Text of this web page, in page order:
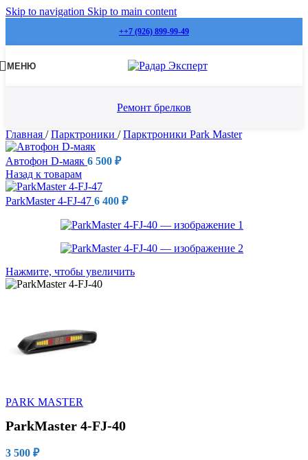
Skip to navigation Skip to main content
++7 (926) 899-99-49
МЕНЮ
Ремонт брелков
Главная / Парктроники / Парктроники Park Master
Автофон D-маяк 6 500 ₽
Назад к товарам
ParkMaster 4-FJ-47 6 400 ₽
Нажмите, чтобы увеличить
PARK MASTER
ParkMaster 4-FJ-40
3 500 ₽